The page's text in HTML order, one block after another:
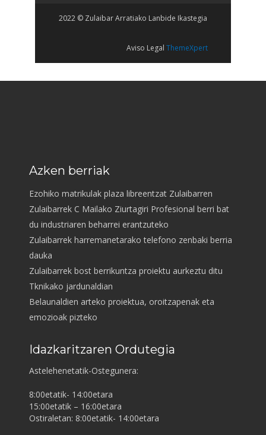
2022 © Zulaibar Arratiako Lanbide Ikastegia
Aviso Legal ThemeXpert
Azken berriak
Ezohiko matrikulak plaza libreentzat Zulaibarren
Zulaibarrek C Mailako Ziurtagiri Profesional berri bat
du industriaren beharrei erantzuteko
Zulaibarrek harremanetarako telefono zenbaki berria
dauka
Zulaibarrek bost berrikuntza proiektu aurkeztu ditu
Tknikako jardunaldian
Belaunaldien arteko proiektua, oroitzapenak eta
emozioak pizteko
Idazkaritzaren Ordutegia
Astelehenetatik-Ostegunera:
8:00etatik- 14:00etara
15:00etatik – 16:00etara
Ostiraletan: 8:00etatik- 14:00etara